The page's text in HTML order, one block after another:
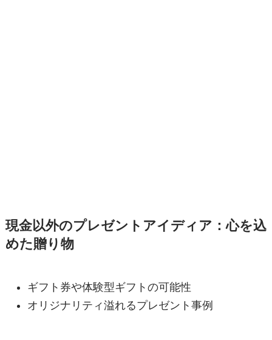
現金以外のプレゼントアイディア：心を込
めた贈り物
ギフト券や体験型ギフトの可能性
オリジナリティ溢れるプレゼント事例